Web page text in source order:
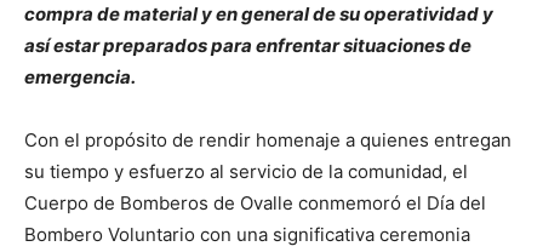
compra de material y en general de su operatividad y
así estar preparados para enfrentar situaciones de
emergencia.
Con el propósito de rendir homenaje a quienes entregan
su tiempo y esfuerzo al servicio de la comunidad, el
Cuerpo de Bomberos de Ovalle conmemoró el Día del
Bombero Voluntario con una significativa ceremonia